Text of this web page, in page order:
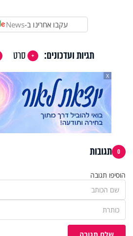
עקבו אחרינו ב-News
תגיות ועדכונים: סרט
X
0 תגובות
הוסיפו תגובה